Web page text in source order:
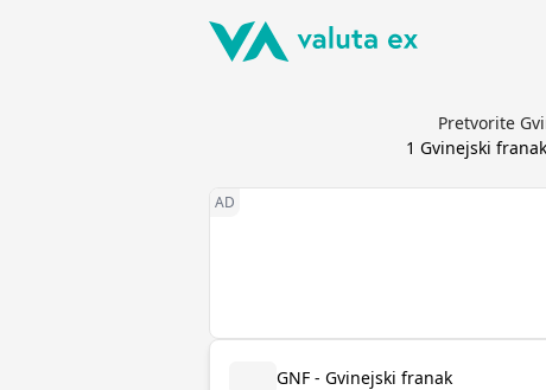
Pretvorite
1 Gvinejski franak
GNF - Gvinejski franak